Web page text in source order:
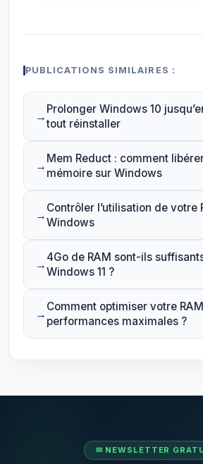
PUBLICATIONS SIMILAIRES :
Prolonger Windows 10
tout réinstaller
Mem Reduct : comment
mémoire sur Windows
Contrôler l’utilisation de votre
Windows
4Go de RAM sont-ils
Windows 11 ?
Comment optimiser votre
performances maximales ?